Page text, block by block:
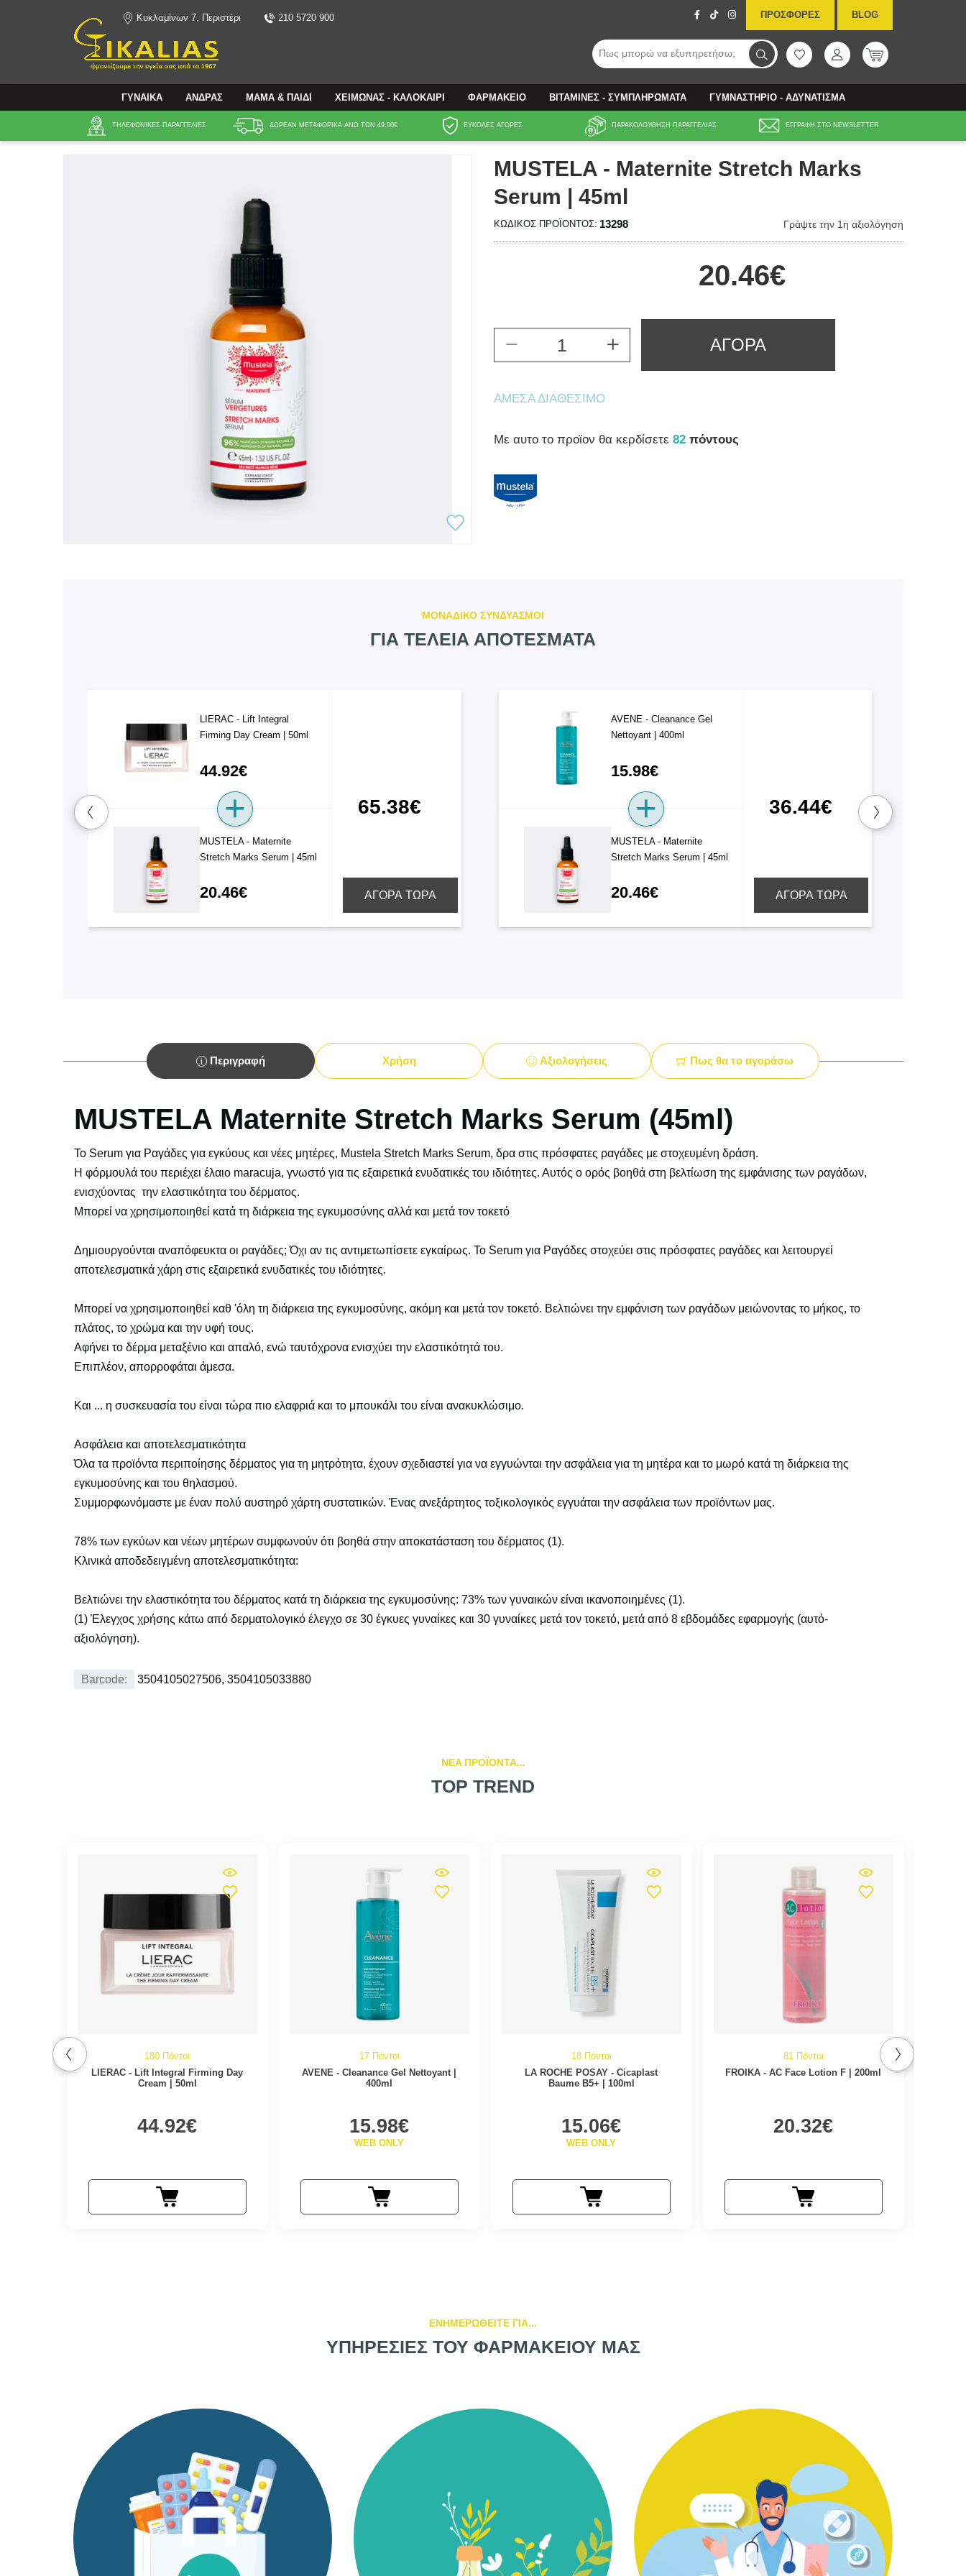
Κυκλαμίνων 7, Περιστέρι 210 5720 900 ΠΡΟΣΦΟΡΕΣ BLOG
Πως μπορώ να εξυπηρετήσω;
ΓΥΝΑΙΚΑ ΑΝΔΡΑΣ ΜΑΜΑ & ΠΑΙΔΙ ΧΕΙΜΩΝΑΣ - ΚΑΛΟΚΑΙΡΙ ΦΑΡΜΑΚΕΙΟ ΒΙΤΑΜΙΝΕΣ - ΣΥΜΠΛΗΡΩΜΑΤΑ ΓΥΜΝΑΣΤΗΡΙΟ - ΑΔΥΝΑΤΙΣΜΑ
ΤΗΛΕΦΩΝΙΚΕΣ ΠΑΡΑΓΓΕΛΙΕΣ ΔΩΡΕΑΝ ΜΕΤΑΦΟΡΙΚΑ ΑΝΩ ΤΩΝ 49.00€ ΕΥΚΟΛΕΣ ΑΓΟΡΕΣ ΠΑΡΑΚΟΛΟΥΘΗΣΗ ΠΑΡΑΓΓΕΛΙΑΣ ΕΓΓΡΑΦΗ ΣΤΟ NEWSLETTER
Αναζήτηση
MUSTELA - Maternite Stretch Marks
Serum | 45ml
ΚΩΔΙΚΌΣ ΠΡΟΪΌΝΤΟΣ: 13298 Γράψτε την 1η αξιολόγηση
20.46€
ΑΓΟΡΑ
ΆΜΕΣΑ ΔΙΑΘΈΣΙΜΟ
Mε αυτο το προϊον θα κερδίσετε 82 πόντους
ΜΟΝΑΔΙΚΟ ΣΥΝΔΥΑΣΜΟΙ
ΓΙΑ ΤΕΛΕΙΑ ΑΠΟΤΕΣΜΑΤΑ
LIERAC - Lift Integral
Firming Day Cream | 50ml
44.92€
MUSTELA - Maternite
Stretch Marks Serum | 45ml
20.46€
65.38€
ΑΓΟΡΑ ΤΩΡΑ
AVENE - Cleanance Gel
Nettoyant | 400ml
15.98€
MUSTELA - Maternite
Stretch Marks Serum | 45ml
20.46€
36.44€
ΑΓΟΡΑ ΤΩΡΑ
Περιγραφή Χρήση Αξιολογήσεις Πως θα το αγοράσω
MUSTELA Maternite Stretch Marks Serum (45ml)
To Serum για Ραγάδες για εγκύους και νέες μητέρες, Mustela Stretch Marks Serum, δρα στις πρόσφατες ραγάδες με στοχευμένη δράση.
Η φόρμουλά του περιέχει έλαιο maracuja, γνωστό για τις εξαιρετικά ενυδατικές του ιδιότητες. Αυτός ο ορός βοηθά στη βελτίωση της εμφάνισης των ραγάδων,
ενισχύοντας την ελαστικότητα του δέρματος.
Μπορεί να χρησιμοποιηθεί κατά τη διάρκεια της εγκυμοσύνης αλλά και μετά τον τοκετό
Δημιουργούνται αναπόφευκτα οι ραγάδες; Όχι αν τις αντιμετωπίσετε εγκαίρως. Το Serum για Ραγάδες στοχεύει στις πρόσφατες ραγάδες και λειτουργεί
αποτελεσματικά χάρη στις εξαιρετικά ενυδατικές του ιδιότητες.
Μπορεί να χρησιμοποιηθεί καθ 'όλη τη διάρκεια της εγκυμοσύνης, ακόμη και μετά τον τοκετό. Βελτιώνει την εμφάνιση των ραγάδων μειώνοντας το μήκος, το
πλάτος, το χρώμα και την υφή τους.
Αφήνει το δέρμα μεταξένιο και απαλό, ενώ ταυτόχρονα ενισχύει την ελαστικότητά του.
Επιπλέον, απορροφάται άμεσα.
Και ... η συσκευασία του είναι τώρα πιο ελαφριά και το μπουκάλι του είναι ανακυκλώσιμο.
Ασφάλεια και αποτελεσματικότητα
Όλα τα προϊόντα περιποίησης δέρματος για τη μητρότητα, έχουν σχεδιαστεί για να εγγυώνται την ασφάλεια για τη μητέρα και το μωρό κατά τη διάρκεια της
εγκυμοσύνης και του θηλασμού.
Συμμορφωνόμαστε με έναν πολύ αυστηρό χάρτη συστατικών. Ένας ανεξάρτητος τοξικολογικός εγγυάται την ασφάλεια των προϊόντων μας.
78% των εγκύων και νέων μητέρων συμφωνούν ότι βοηθά στην αποκατάσταση του δέρματος (1).
Κλινικά αποδεδειγμένη αποτελεσματικότητα:
Βελτιώνει την ελαστικότητα του δέρματος κατά τη διάρκεια της εγκυμοσύνης: 73% των γυναικών είναι ικανοποιημένες (1).
(1) Έλεγχος χρήσης κάτω από δερματολογικό έλεγχο σε 30 έγκυες γυναίκες και 30 γυναίκες μετά τον τοκετό, μετά από 8 εβδομάδες εφαρμογής (αυτό-
αξιολόγηση).
Barcode: 3504105027506, 3504105033880
NEA ΠΡΟΪΟΝΤΑ...
TOP TREND
180 Πόντοι
LIERAC - Lift Integral Firming Day
Cream | 50ml
44.92€
17 Πόντοι
AVENE - Cleanance Gel Nettoyant |
400ml
15.98€
WEB ONLY
18 Πόντοι
LA ROCHE POSAY - Cicaplast
Baume B5+ | 100ml
15.06€
WEB ONLY
81 Πόντοι
FROIKA - AC Face Lotion F | 200ml
20.32€
ΕΝΗΜΕΡΩΘΕΙΤΕ ΓΙΑ...
ΥΠΗΡΕΣΙΕΣ ΤΟΥ ΦΑΡΜΑΚΕΙΟΥ ΜΑΣ